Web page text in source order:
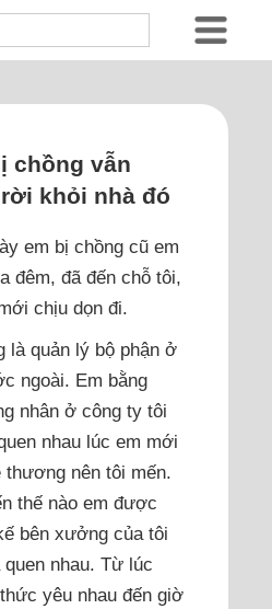
chồng vẫn
khỏi nhà đó
em bị chồng cũ em
đêm, đã đến chỗ tôi,
chịu dọn đi.
là quản lý bộ phận ở
ngoài. Em bằng
nhân ở công ty tôi
nhau lúc em mới
thương nên tôi mến.
thế nào em được
bên xưởng của tôi
nhau. Từ lúc
yêu nhau đến giờ